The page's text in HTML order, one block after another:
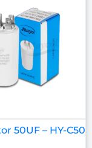
50UF – HY-C50